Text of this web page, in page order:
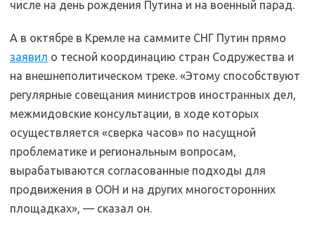
числе на день рождения Путина и на военный парад.
А в октябре в Кремле на саммите СНГ Путин прямо
заявил о тесной координацию стран Содружества и
на внешнеполитическом треке. «Этому способствуют
регулярные совещания министров иностранных дел,
межмидовские консультации, в ходе которых
осуществляется «сверка часов» по насущной
проблематике и региональным вопросам,
вырабатываются согласованные подходы для
продвижения в ООН и на других многосторонних
площадках», — сказал он.